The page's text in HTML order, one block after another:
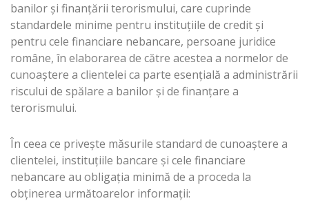
banilor şi finanţării terorismului, care cuprinde
standardele minime pentru instituţiile de credit şi
pentru cele financiare nebancare, persoane juridice
române, în elaborarea de către acestea a normelor de
cunoaştere a clientelei ca parte esenţială a administrării
riscului de spălare a banilor şi de finanţare a
terorismului.
În ceea ce priveşte măsurile standard de cunoaştere a
clientelei, instituţiile bancare şi cele financiare
nebancare au obligaţia minimă de a proceda la
obţinerea următoarelor informaţii: